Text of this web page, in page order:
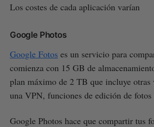
Los costes de cada aplicación varían
Google Photos
Google Fotos es un servicio para
comienza con 15 GB de
plan máximo de 2 TB que incluye otras
una VPN, funciones de edición de fotos
Google Photos hace que compartir tus